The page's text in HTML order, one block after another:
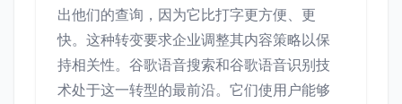
出他们的查询，因为它比打字更方便、更
快。这种转变要求企业调整其内容策略以保
持相关性。谷歌语音搜索和谷歌语音识别技
术处于这一转型的最前沿。它们使用户能够